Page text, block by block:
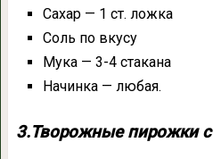
Сахар — 1 ст. ложка
Соль по вкусу
Мука — 3-4 стакана
Начинка — любая.
3.Творожные пирожки